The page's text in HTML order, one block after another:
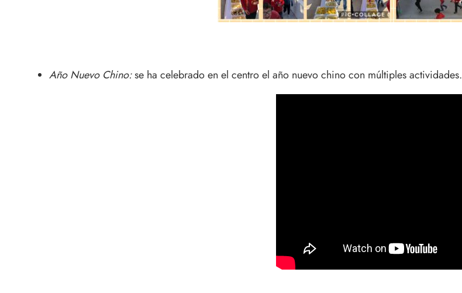
Año Nuevo Chino:se ha celebrado en el centro el año nuevo chino con múltiples actividades.